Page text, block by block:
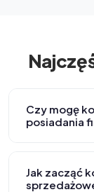
Czy mogę
posiadania
Jak zacząć